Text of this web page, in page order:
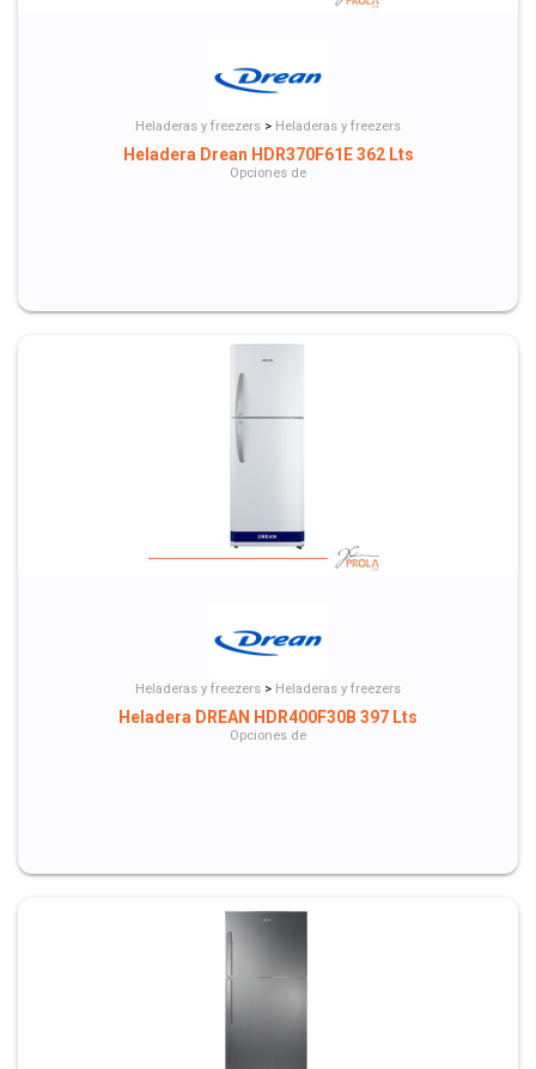
Heladeras y freezers > Heladeras y freezers
Heladera Drean HDR370F61E 362 Lts
Opciones de
Heladeras y freezers > Heladeras y freezers
Heladera DREAN HDR400F30B 397 Lts
Opciones de